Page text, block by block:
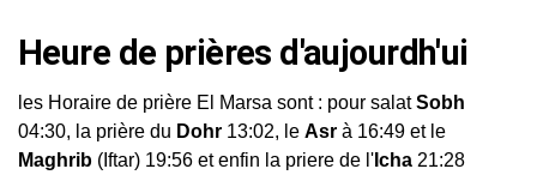
Heure de prières d'aujourdh'ui
les Horaire de prière El Marsa sont : pour salatSobh
04:30, la prière du Dohr 13:02, le Asr à 16:49 et le
Maghrib (Iftar) 19:56 et enfin la priere de l' Icha 21:28